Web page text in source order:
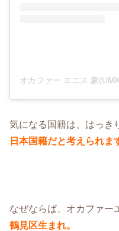
気になる国籍は、はっき
日本国籍だと考えられま
なぜならば、オカファー
鶴見区生まれ。